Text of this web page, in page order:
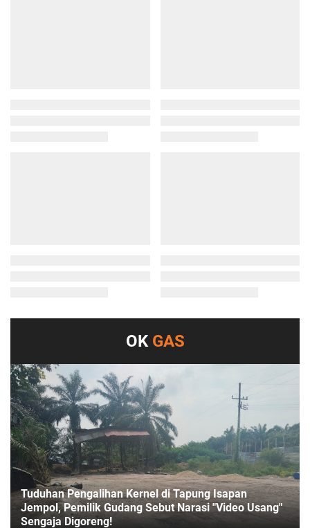
OK GAS
Tuduhan Pengalihan Kernel di Tapung Isapan
Jempol, Pemilik Gudang Sebut Narasi "Video Usang"
Sengaja Digoreng!